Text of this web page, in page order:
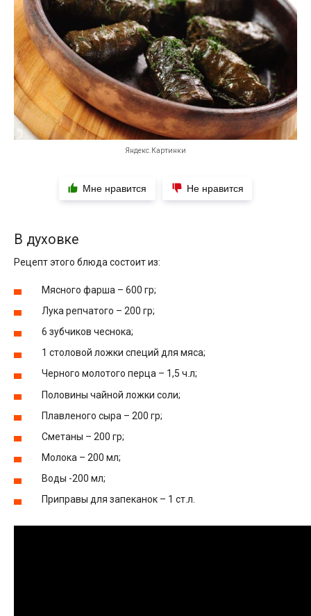
Яндекс.Картинки
Мне нравится Не нравится
В духовке
Рецепт этого блюда состоит из:
Мясного фарша – 600 гр;
Лука репчатого – 200 гр;
6 зубчиков чеснока;
1 столовой ложки специй для мяса;
Черного молотого перца – 1,5 ч.л;
Половины чайной ложки соли;
Плавленого сыра – 200 гр;
Сметаны – 200 гр;
Молока – 200 мл;
Воды -200 мл;
Приправы для запеканок – 1 ст.л.